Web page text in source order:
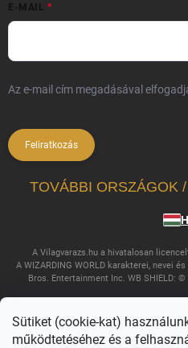
Sütiket (cookie-kat)
működtetéséhez és a
E-MAIL
Az e-mail cím megadásával
Feliratkozás
TOVÁBBI ORSZÁGOK
A Vilagvarazs.hu a hivatalosan
A WIZARDING WORLD karakterei, nevei
Bros. Entertainment Inc. WB SHIELD: